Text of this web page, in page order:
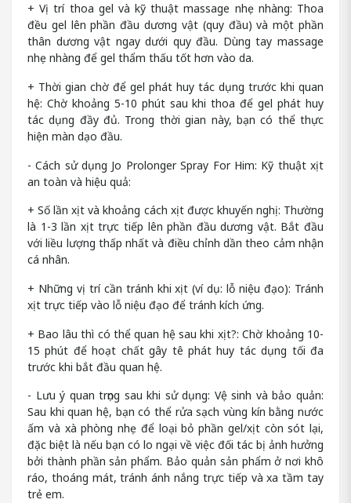
+ Vị trí thoa gel và kỹ thuật massage nhẹ nhàng: Thoa
đều gel lên phần đầu dương vật (quy đầu) và một phần
thân dương vật ngay dưới quy đầu. Dùng tay massage
nhẹ nhàng để gel thẩm thấu tốt hơn vào da.
+ Thời gian chờ để gel phát huy tác dụng trước khi quan
hệ: Chờ khoảng 5-10 phút sau khi thoa để gel phát huy
tác dụng đầy đủ. Trong thời gian này, bạn có thể thực
hiện màn dạo đầu.
- Cách sử dụng Jo Prolonger Spray For Him: Kỹ thuật xịt
an toàn và hiệu quả:
+ Số lần xịt và khoảng cách xịt được khuyến nghị: Thường
là 1-3 lần xịt trực tiếp lên phần đầu dương vật. Bắt đầu
với liều lượng thấp nhất và điều chỉnh dần theo cảm nhận
cá nhân.
+ Những vị trí cần tránh khi xịt (ví dụ: lỗ niệu đạo): Tránh
xịt trực tiếp vào lỗ niệu đạo để tránh kích ứng.
+ Bao lâu thì có thể quan hệ sau khi xịt?: Chờ khoảng 10-
15 phút để hoạt chất gây tê phát huy tác dụng tối đa
trước khi bắt đầu quan hệ.
- Lưu ý quan trọng sau khi sử dụng: Vệ sinh và bảo quản:
Sau khi quan hệ, bạn có thể rửa sạch vùng kín bằng nước
ấm và xà phòng nhẹ để loại bỏ phần gel/xịt còn sót lại,
đặc biệt là nếu bạn có lo ngại về việc đối tác bị ảnh hưởng
bởi thành phần sản phẩm. Bảo quản sản phẩm ở nơi khô
ráo, thoáng mát, tránh ánh nắng trực tiếp và xa tầm tay
trẻ em.